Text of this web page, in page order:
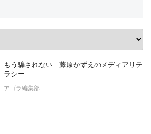
もう騙されない 藤原かずえのメディアリテ
ラシー
アゴラ編集部